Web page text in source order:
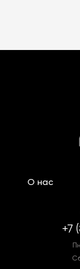
О нас
+7